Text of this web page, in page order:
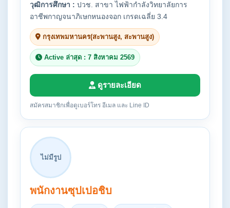
วุฒิการศึกษา : ปวช. สาขา ไฟฟ้ากำลังวิทยาลัยการ
อาชีพกาญจนาภิเษกหนองจอก เกรดเฉลี่ย 3.4
กรุงเทพมหานคร(สะพานสูง, สะพานสูง)
Active ล่าสุด : 7 สิงหาคม 2569
ดูรายละเอียด
สมัครสมาชิกเพื่อดูเบอร์โทร อีเมล และ Line ID
ไม่มีรูป
พนักงานซุปเปอชิบ